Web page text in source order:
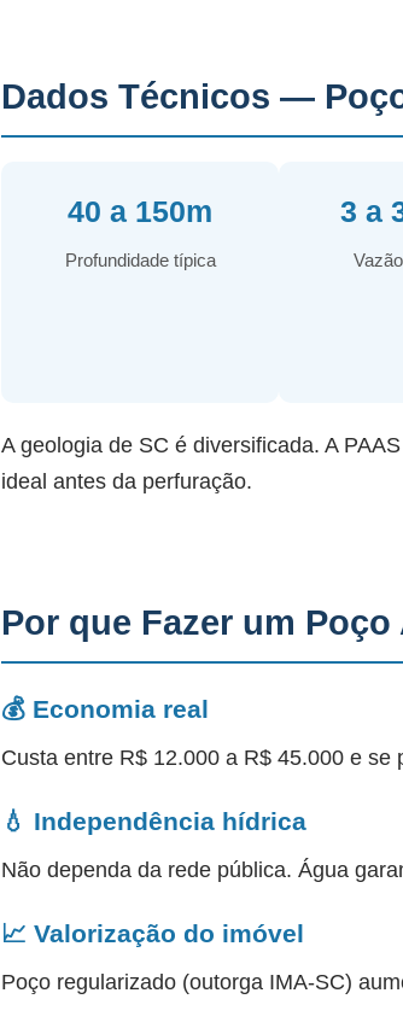
Dados Técnicos —
40 a 150m
Profundidade típica
3 a
A geologia de SC é diversificada. A
ideal antes da perfuração.
Por que Fazer um
💰 Economia real
Custa entre R$ 12.000 a R$ 45.000 e
💧 Independência hídrica
Não dependa da rede pública. Água
📈 Valorização do imóvel
Poço regularizado (outorga IMA-SC)